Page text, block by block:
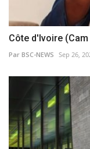
Côte d'Ivoire
Par BSC-NEWS Sep 26,